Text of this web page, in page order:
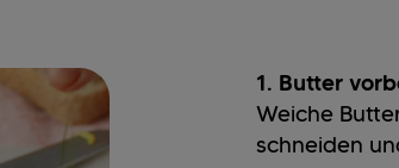
1. Butter
Weiche
schneiden